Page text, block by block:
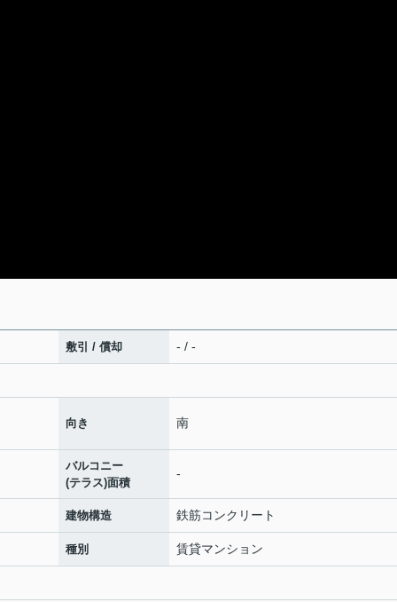
敷引 / 償却 - / -
向き 南
バルコニー
(テラス)面積
-
建物構造 鉄筋コンクリート
種別 賃貸マンション